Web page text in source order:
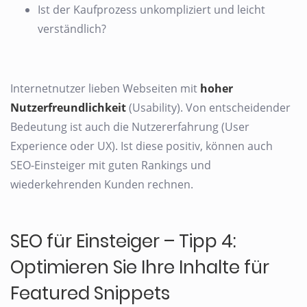
Ist der Kaufprozess unkompliziert und leicht
verständlich?
Internetnutzer lieben Webseiten mit hoher
Nutzerfreundlichkeit(Usability). Von entscheidender
Bedeutung ist auch die Nutzererfahrung (User
Experience oder UX). Ist diese positiv, können auch
SEO-Einsteiger mit guten Rankings und
wiederkehrenden Kunden rechnen.
SEO für Einsteiger – Tipp 4:
Optimieren Sie Ihre Inhalte für
Featured Snippets